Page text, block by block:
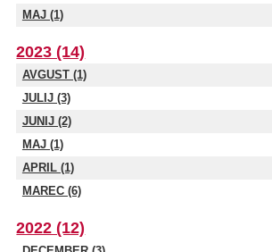
MAJ (1)
2023 (14)
AVGUST (1)
JULIJ (3)
JUNIJ (2)
MAJ (1)
APRIL (1)
MAREC (6)
2022 (12)